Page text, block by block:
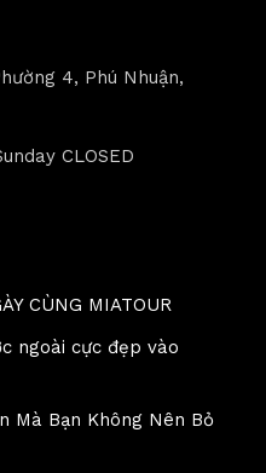
4, Phú Nhuận,
CLOSED
CÙNG MIATOUR
ngoài cực đẹp vào
Mà Bạn Không Nên Bỏ